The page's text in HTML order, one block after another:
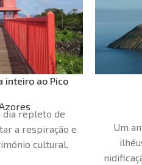
inteiro ao Pico
dia repleto de
a respiração e
cultural.
Um